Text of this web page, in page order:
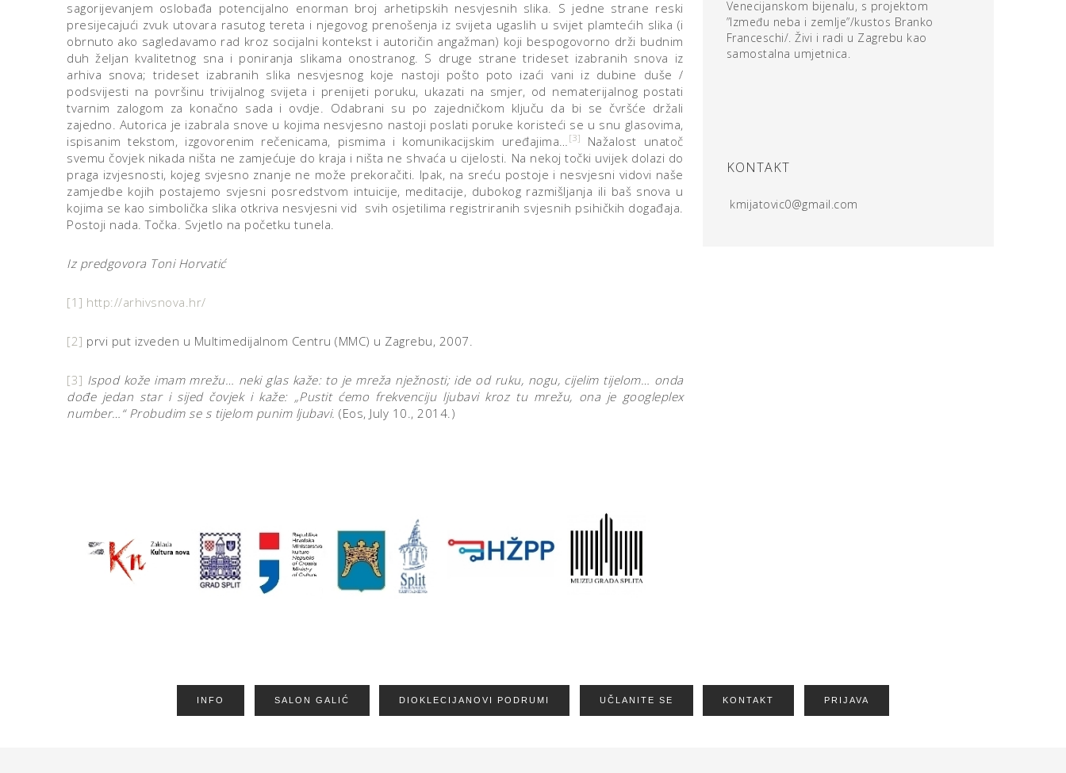
sagorijevanjem oslobađa potencijalno enorman broj arhetipskih nesvjesnih slika. S jedne strane reski
presijecajući zvuk utovara rasutog tereta i njegovog prenošenja iz svijeta ugaslih u svijet plamtećih slika (i
obrnuto ako sagledavamo rad kroz socijalni kontekst i autoričin angažman) koji bespogovorno drži budnim
duh željan kvalitetnog sna i poniranja slikama onostranog. S druge strane trideset izabranih snova iz
arhiva snova; trideset izabranih slika nesvjesnog koje nastoji pošto poto izaći vani iz dubine duše /
podsvijesti na površinu trivijalnog svijeta i prenijeti poruku, ukazati na smjer, od nematerijalnog postati
tvarnim zalogom za konačno sada i ovdje. Odabrani su po zajedničkom ključu da bi se čvršće držali
zajedno. Autorica je izabrala snove u kojima nesvjesno nastoji poslati poruke koristeći se u snu glasovima,
ispisanim tekstom, izgovorenim rečenicama, pismima i komunikacijskim uređajima… [3]
Nažalost unatoč
svemu čovjek nikada ništa ne zamjećuje do kraja i ništa ne shvaća u cijelosti. Na nekoj točki uvijek dolazi do
praga izvjesnosti, kojeg svjesno znanje ne može prekoračiti. Ipak, na sreću postoje i nesvjesni vidovi naše
zamjedbe kojih postajemo svjesni posredstvom intuicije, meditacije, dubokog razmišljanja ili baš snova u
kojima se kao simbolička slika otkriva nesvjesni vid svih osjetilima registriranih svjesnih psihičkih događaja.
Postoji nada. Točka. Svjetlo na početku tunela.
Iz predgovora Toni Horvatić
[1] http://arhivsnova.hr/
[2] prvi put izveden u Multimedijalnom Centru (MMC) u Zagrebu, 2007.
[3] Ispod kože imam mrežu… neki glas kaže: to je mreža nježnosti; ide od ruku, nogu, cijelim tijelom… onda
dođe jedan star i sijed čovjek i kaže: „Pustit ćemo frekvenciju ljubavi kroz tu mrežu, ona je googleplex
number…“ Probudim se s tijelom punim ljubavi. (Eos, July 10., 2014.)
Venecijanskom bijenalu, s projektom
”Između neba i zemlje”/kustos Branko
Franceschi/. Živi i radi u Zagrebu kao
samostalna umjetnica.
KONTAKT
kmijatovic0@gmail.com
INFO SALON GALIĆ DIOKLECIJANOVI PODRUMI UČLANITE SE KONTAKT PRIJAVA